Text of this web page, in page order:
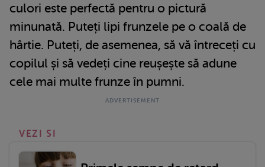
culori este perfectă pentru o pictură
minunată. Puteți lipi frunzele pe o coală de
hârtie. Puteți, de asemenea, să vă întreceți cu
copilul și să vedeți cine reușește să adune
cele mai multe frunze în pumni.
VEZI SI